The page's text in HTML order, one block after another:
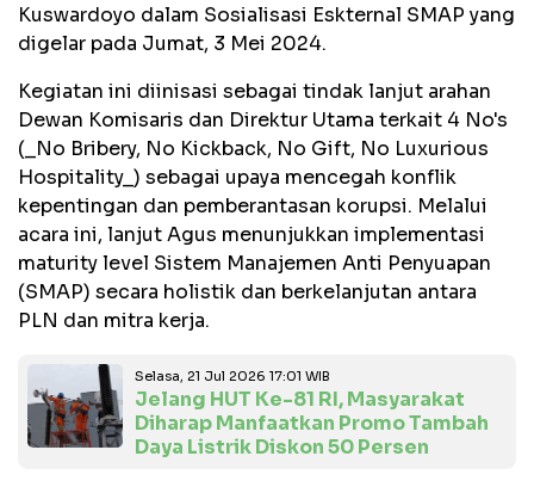
Kuswardoyo dalam Sosialisasi Eskternal SMAP yang
digelar pada Jumat, 3 Mei 2024.
Kegiatan ini diinisasi sebagai tindak lanjut arahan
Dewan Komisaris dan Direktur Utama terkait 4 No's
(_No Bribery, No Kickback, No Gift, No Luxurious
Hospitality_) sebagai upaya mencegah konflik
kepentingan dan pemberantasan korupsi. Melalui
acara ini, lanjut Agus menunjukkan implementasi
maturity level Sistem Manajemen Anti Penyuapan
(SMAP) secara holistik dan berkelanjutan antara
PLN dan mitra kerja.
Selasa, 21 Jul 2026 17:01 WIB
Jelang HUT Ke-81 RI, Masyarakat
Diharap Manfaatkan Promo Tambah
Daya Listrik Diskon 50 Persen